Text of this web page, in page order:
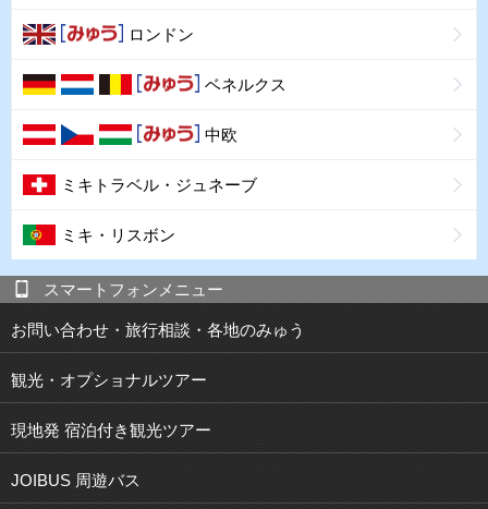
ロンドン
ベネルクス
中欧
ミキトラベル・ジュネーブ
ミキ・リスボン
スマートフォンメニュー
お問い合わせ・旅行相談・各地のみゅう
観光・オプショナルツアー
現地発 宿泊付き観光ツアー
JOIBUS 周遊バス